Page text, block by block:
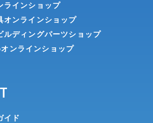
ラインショップ
オンラインショップ
ルディングパーツショップ
ンラインショップ
イド